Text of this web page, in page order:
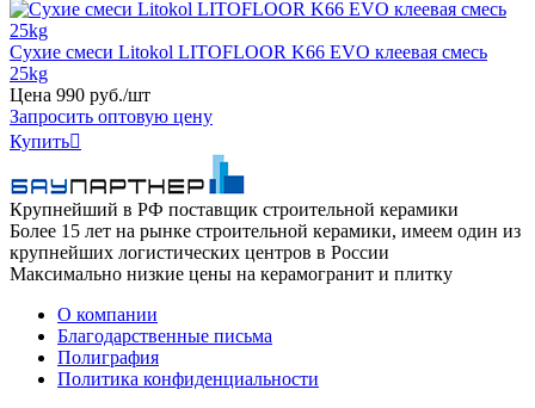
Сухие смеси Litokol LITOFLOOR K66 EVO клеевая смесь
25kg
Цена 990 руб./шт
Запросить оптовую цену
Купить
Крупнейший в РФ поставщик строительной керамики
Более 15 лет на рынке строительной керамики, имеем один из
крупнейших логистических центров в России
Максимально низкие цены на керамогранит и плитку
О компании
Благодарственные письма
Полиграфия
Политика конфиденциальности